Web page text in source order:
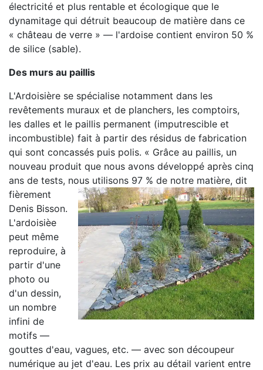
électricité et plus rentable et écologique que le
dynamitage qui détruit beaucoup de matière dans ce
« château de verre » — l'ardoise contient environ 50 %
de silice (sable).
Des murs au paillis
L'Ardoisière se spécialise notamment dans les
revêtements muraux et de planchers, les comptoirs,
les dalles et le paillis permanent (imputrescible et
incombustible) fait à partir des résidus de fabrication
qui sont concassés puis polis. « Grâce au paillis, un
nouveau produit que nous avons développé après cinq
ans de tests, nous utilisons 97 % de notre matière, dit
fièrement
Denis Bisson.
L'ardoisièe
peut même
reproduire, à
partir d'une
photo ou
d'un dessin,
un nombre
infini de
motifs —
gouttes d'eau, vagues, etc. — avec son découpeur
numérique au jet d'eau. Les prix au détail varient entre